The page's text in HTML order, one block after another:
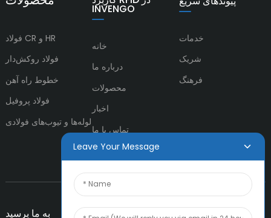
فولاد CR و HR
فولاد روکش‌دار
خطوط راه آهن
فولاد پروفیل
لوله‌ها و تیوب‌های فولادی
INVENGO
خانه
درباره ما
محصولات
اخبار
تماس با ما
خدمات
شریک
فرهنگ
به ما برسید
Leave Your Message